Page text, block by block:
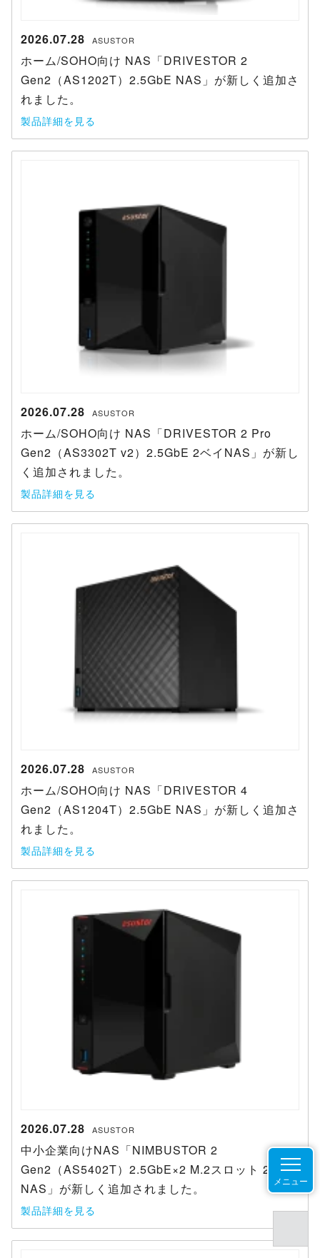
メニュー
2026.07.28 ASUSTOR
ホーム/SOHO向け NAS「DRIVESTOR 2
Gen2（AS1202T）2.5GbE NAS」が新しく追加さ
れました。
製品詳細を見る
2026.07.28 ASUSTOR
ホーム/SOHO向け NAS「DRIVESTOR 2 Pro
Gen2（AS3302T v2）2.5GbE 2ベイNAS」が新し
く追加されました。
製品詳細を見る
2026.07.28 ASUSTOR
ホーム/SOHO向け NAS「DRIVESTOR 4
Gen2（AS1204T）2.5GbE NAS」が新しく追加さ
れました。
製品詳細を見る
2026.07.28 ASUSTOR
中小企業向けNAS「NIMBUSTOR 2
Gen2（AS5402T）2.5GbE×2 M.2スロット 2ベイ
NAS」が新しく追加されました。
製品詳細を見る